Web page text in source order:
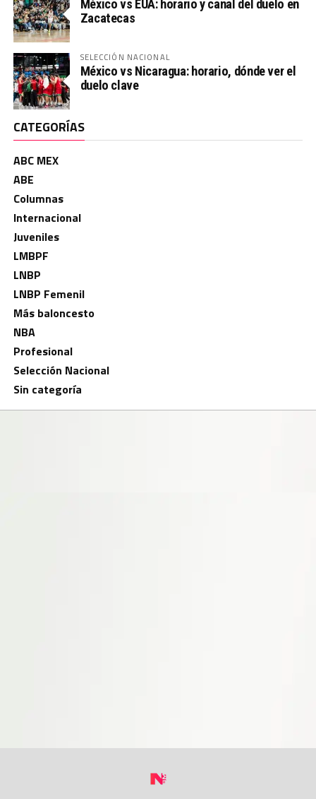
México vs EUA: horario y canal del duelo en
Zacatecas
SELECCIÓN NACIONAL
México vs Nicaragua: horario, dónde ver el
duelo clave
CATEGORÍAS
ABC MEX
ABE
Columnas
Internacional
Juveniles
LMBPF
LNBP
LNBP Femenil
Más baloncesto
NBA
Profesional
Selección Nacional
Sin categoría